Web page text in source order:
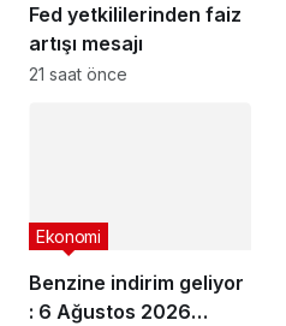
Fed yetkililerinden faiz
artışı mesajı
21 saat önce
Benzine indirim geliyor
: 6 Ağustos 2026
Ekonomi